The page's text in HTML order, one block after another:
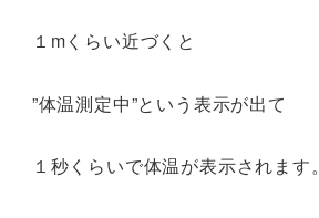
１mくらい近づくと
”体温測定中”という表示が出て
１秒くらいで体温が表示されます。